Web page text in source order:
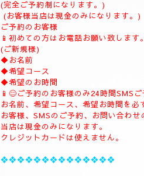
(完全ご予約制になります。)
(お客様当店は現金のみになります。)
ご予約のお客様
📱初めての方はお電話お願い致します
(ご新規様)
◆お名前
◆希望コース
◆希望のお時間
📱😊ご予約のお客様のみ24時間SMSご
お名前、希望コース、希望お時間を必
お客様、SMSのご予約、お問い合わ
当店は現金のみになります。
クレジットカードは使えません。
❖❖❖❖❖❖❖❖❖❖❖❖❖❖